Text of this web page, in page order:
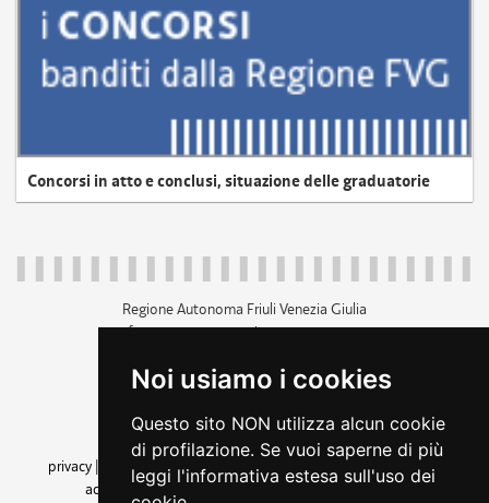
Noi usiamo i cookies
Questo sito NON utilizza alcun cookie
di profilazione. Se vuoi saperne di più
leggi l'informativa estesa sull'uso dei
Concorsi in atto e conclusi, situazione delle graduatorie
Regione Autonoma Friuli Venezia Giulia
c.f. 80014930327; p.iva 00526040324
+39 040 3771111
amministrazione trasparente
privacy
cookie |note legali accessibilità
dichiarazione di
accessibilità| feedback cambio preferenze cookie